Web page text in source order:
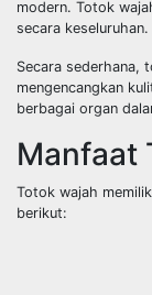
modern. Totok
secara keseluruhan.
Secara sederhana,
mengencangkan
berbagai organ
Manfaat
Totok wajah
berikut: